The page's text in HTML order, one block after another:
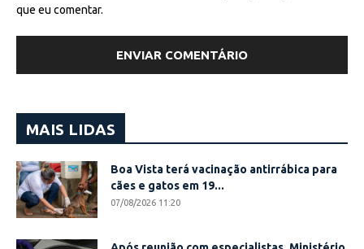
que eu comentar.
MAIS LIDAS
Boa Vista terá vacinação antirrábica para
cães e gatos em 19...
07/08/2026 11:20